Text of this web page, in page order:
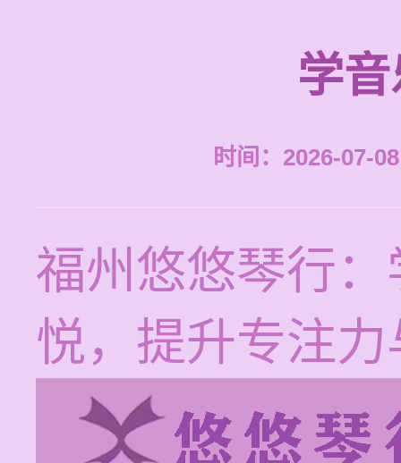
学
时间：2026-07-
福州悠悠琴行
悦，提升专注